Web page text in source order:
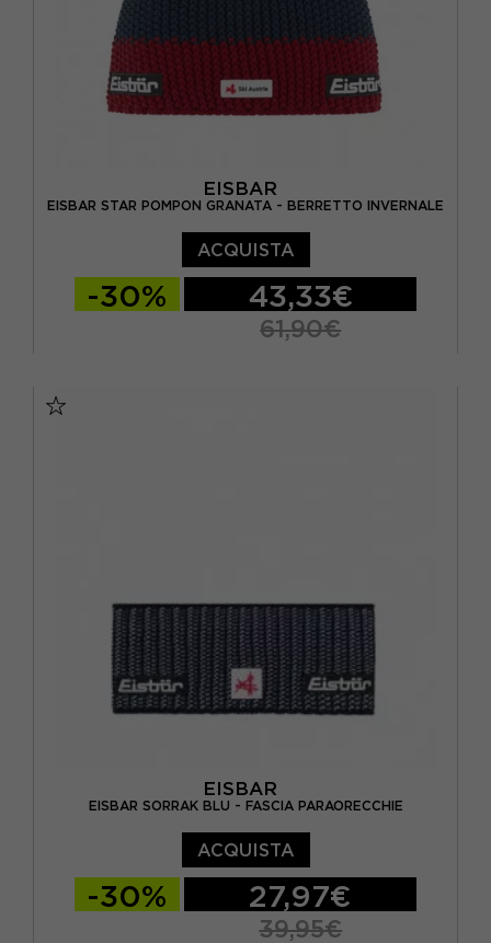
EISBAR
EISBAR STAR POMPON GRANATA - BERRETTO INVERNALE
ACQUISTA
-30% 43,33€
61,90€
EISBAR
EISBAR SORRAK BLU - FASCIA PARAORECCHIE
ACQUISTA
-30% 27,97€
39,95€